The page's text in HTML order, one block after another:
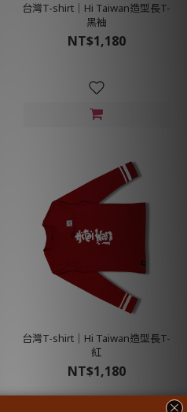
台灣T-shirt│Hi Taiwan造型長T-
黑袖
NT$1,180
台灣T-shirt│Hi Taiwan造型長T-
紅
NT$1,180